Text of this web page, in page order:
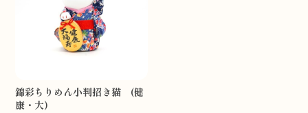
錦彩ちりめん小判招き猫 (健
康・大)